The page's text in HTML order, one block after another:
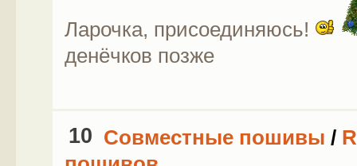
Ларочка, присоединяюсь!
денёчков позже
10 Совместные пошивы /